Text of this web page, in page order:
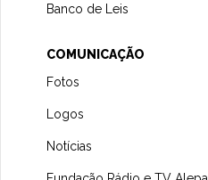
Banco de Leis
COMUNICAÇÃO
Fotos
Logos
Notícias